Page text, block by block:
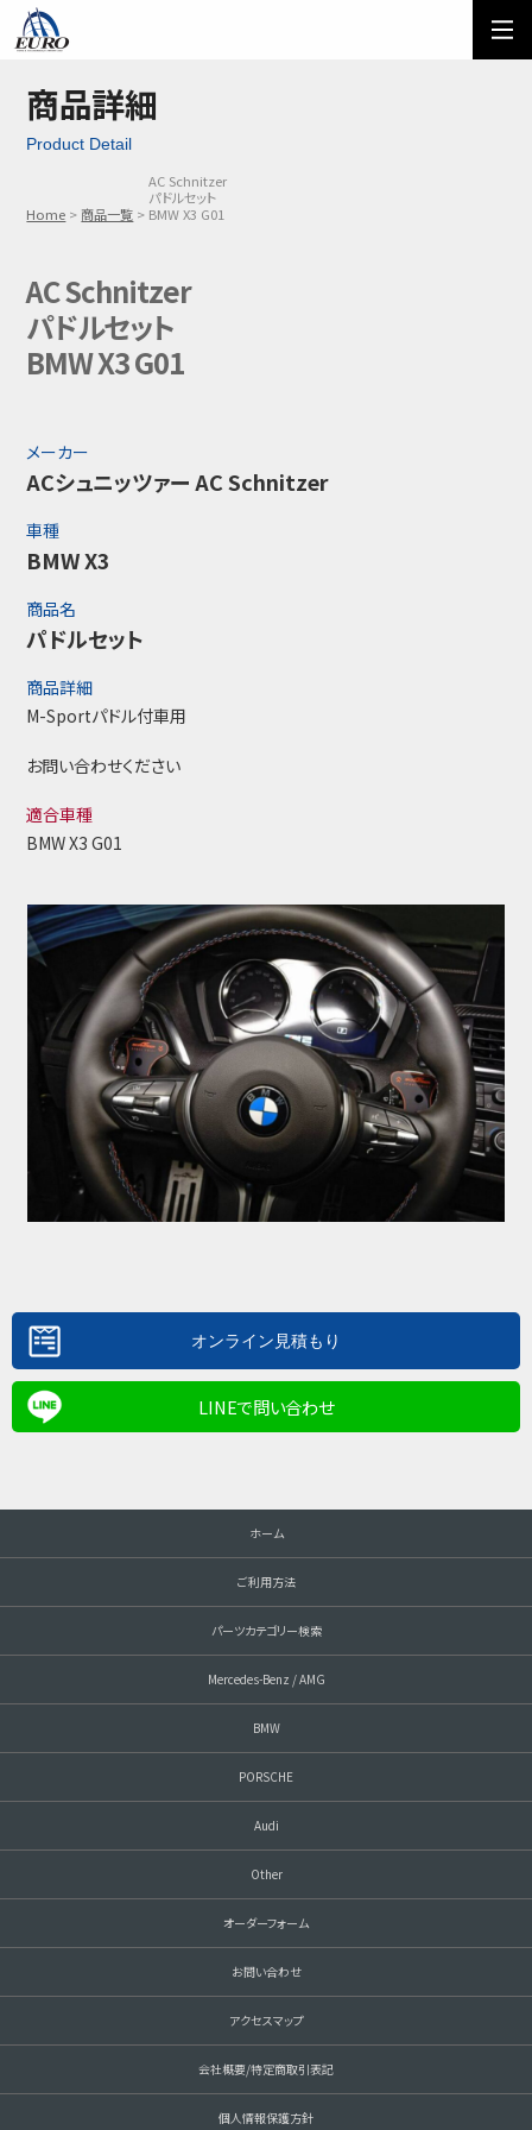
ご利用方法
メール問い合わせ
03-5674-7742
商品詳細
Product Detail
Home 商品一覧
AC Schnitzer
パドルセット
BMW X3 G01
AC Schnitzer
パドルセット
BMW X3 G01
メーカー
ACシュニッツァー AC Schnitzer
車種
BMW X3
商品名
パドルセット
商品詳細
M-Sportパドル付車用
お問い合わせください
適合車種
BMW X3 G01
LINEで問い合わせ
ホーム
ご利用方法
パーツカテゴリー検索
Mercedes-Benz / AMG
BMW
PORSCHE
Audi
Other
オーダーフォーム
お問い合わせ
アクセスマップ
会社概要/特定商取引表記
個人情報保護方針